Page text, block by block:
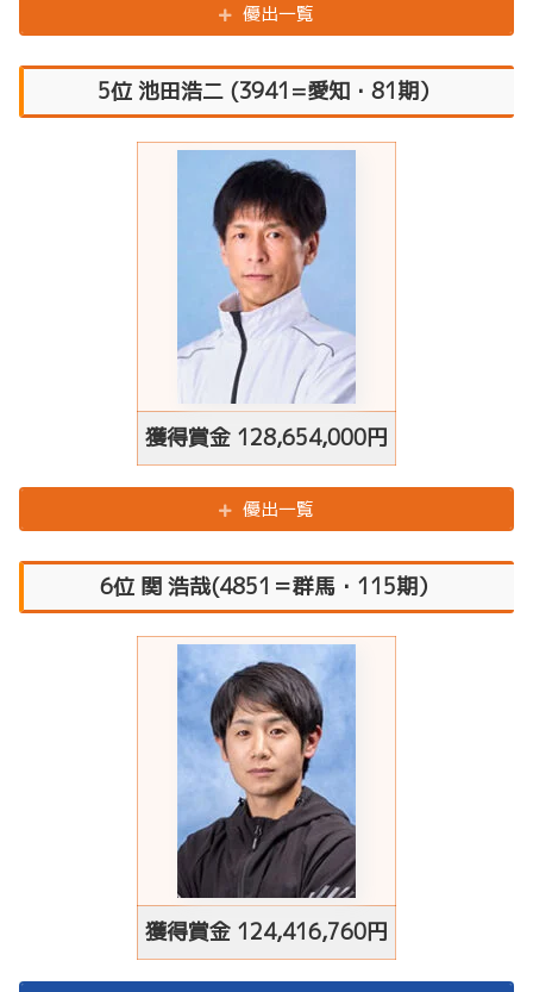
優出一覧
5位 池田浩二 (3941=愛知・81期）
獲得賞金 128,654,000円
優出一覧
6位 関 浩哉(4851＝群馬・115期）
獲得賞金 124,416,760円